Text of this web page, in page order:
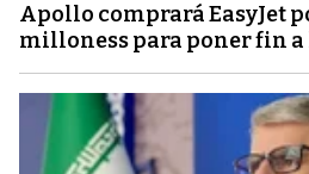
Apollo comprará EasyJet
milloness para poner fin a